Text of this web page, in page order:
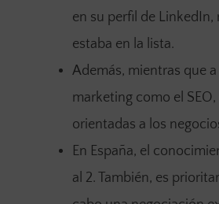
en su perfil de
estaba en la lista.
Además, mientras que
marketing como el
orientadas a los
En España, el
al 2. También, es